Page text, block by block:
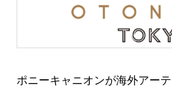
ポニーキャニオンが海外アー